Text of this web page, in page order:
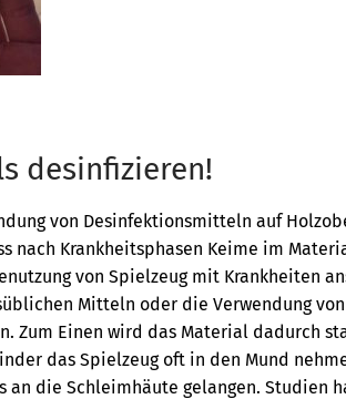
desinfizieren!
von Desinfektionsmitteln auf
nach Krankheitsphasen Keime im
von Spielzeug mit Krankheiten
Mitteln oder die Verwendung
Zum Einen wird das Material dadurch
das Spielzeug oft in den Mund
die Schleimhäute gelangen. Studien